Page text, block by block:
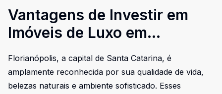
Vantagens de Investir em
Imóveis de Luxo em
Florianópolis
Florianópolis, a capital de Santa Catarina, é
amplamente reconhecida por sua qualidade de vida,
belezas naturais e ambiente sofisticado. Esses